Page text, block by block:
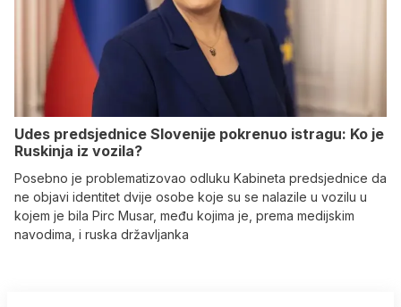
Udes predsjednice Slovenije pokrenuo istragu: Ko je
Ruskinja iz vozila?
Posebno je problematizovao odluku Kabineta predsjednice da
ne objavi identitet dvije osobe koje su se nalazile u vozilu u
kojem je bila Pirc Musar, među kojima je, prema medijskim
navodima, i ruska državljanka